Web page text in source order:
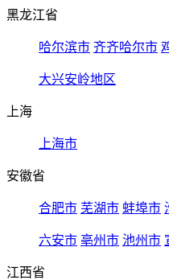
黑龙江省
哈尔滨市 齐齐哈尔市
大兴安岭地区
上海
上海市
安徽省
合肥市 芜湖市 蚌埠市
六安市 亳州市 池州市
江西省